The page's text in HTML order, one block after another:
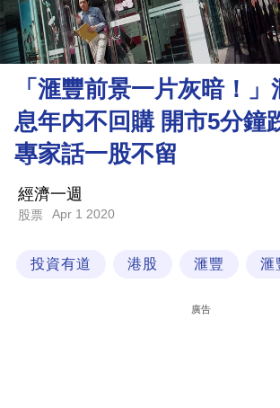
樓
市
理
財
商
業
技
「滙豐前景一片灰暗！
息年内不回購 開市5分鐘
專家話一股不留
經濟一週
股票 Apr 1 2020
投資有道 港股 滙豐 滙
廣告